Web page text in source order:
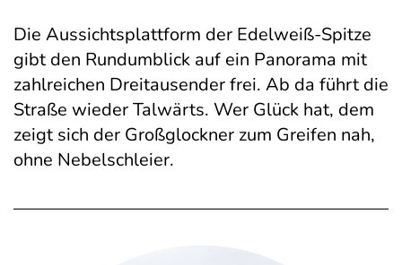
Die Aussichtsplattform der Edelweiß-Spitze
gibt den Rundumblick auf ein Panorama mit
zahlreichen Dreitausender frei. Ab da führt die
Straße wieder Talwärts. Wer Glück hat, dem
zeigt sich der Großglockner zum Greifen nah,
ohne Nebelschleier.